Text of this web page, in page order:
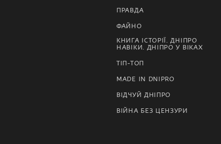
ПРАВДА
ФАЙНО
КНИГА ІСТОРІЇ. ДНІПРО
НАВІКИ. ДНІПРО У ВІКАХ
ТІП-ТОП
MADE IN DNIPRO
ВІДЧУЙ ДНІПРО
ВІЙНА БЕЗ ЦЕНЗУРИ